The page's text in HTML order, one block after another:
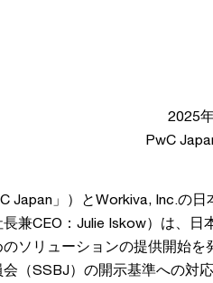
2025
PwC
Japan」）とWorkiva, Inc.の日
兼CEO：Julie Iskow）は、日
ソリューションの提供開始を
（SSBJ）の開示基準への対